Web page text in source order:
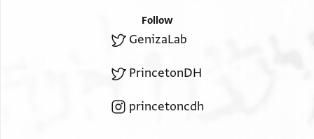
Follow
GenizaLab
PrincetonDH
princetoncdh